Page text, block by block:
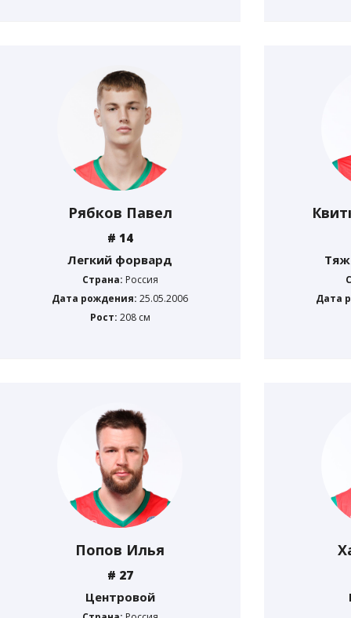
Рябков Павел
# 14
Легкий форвард
Страна: Россия
Дата рождения:25.05.2006
Рост: 208 см
Дата
Попов Илья
# 27
Центровой